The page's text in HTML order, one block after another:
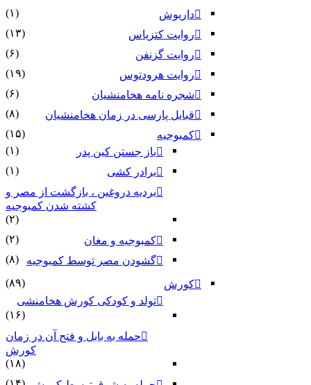
داریوش
(۱)
روایت کتزیاس
(۱۳)
روایت گزنفن
(۶)
روایت هرودتوس
(۱۹)
شجره نامه هخامنشیان
(۶)
قبایل پارسی در زمان هخامنشیان
(۸)
کمبوجیه
(۱۵)
باز جستن کین پدر
(۱)
برادر کشی
(۱)
بردیه دروغین ، بازگشت از مصر و
کشته شدن کمبوجیه
(۲)
کمبوجیه و مغان
(۲)
گشودن مصر توسط کمبوجیه
(۸)
کورش
(۸۹)
تولد و کودکی کورش هخامنشی
(۱۶)
حمله به بابل و فتح آن در زمان
کورش
(۱۸)